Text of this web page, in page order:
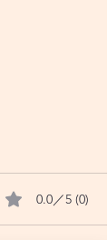
0.0／5 (0)